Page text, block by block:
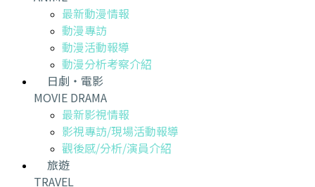
最新動漫情報
動漫專訪
動漫活動報導
動漫分析考察介紹
日劇・電影
MOVIE DRAMA
最新影視情報
影視專訪/現場活動報導
觀後感/分析/演員介紹
旅遊
TRAVEL